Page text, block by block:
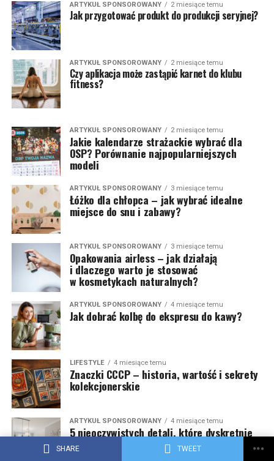
SHARE TWEET
ARTYKUŁ SPONSOROWANY 2 miesiące temu
Jak przygotować produkt do produkcji seryjnej?
ARTYKUŁ SPONSOROWANY 2 miesiące temu
Czy aplikacja może zastąpić karnet do klubu
fitness?
ARTYKUŁ SPONSOROWANY 2 miesiące temu
Jakie kalendarze strażackie wybrać dla
OSP? Porównanie najpopularniejszych
modeli
ARTYKUŁ SPONSOROWANY 3 miesiące temu
Łóżko dla chłopca – jak wybrać idealne
miejsce do snu i zabawy?
ARTYKUŁ SPONSOROWANY 3 miesiące temu
Opakowania airless – jak działają
i dlaczego warto je stosować
w kosmetykach naturalnych?
ARTYKUŁ SPONSOROWANY 4 miesiące temu
Jak dobrać kolbę do ekspresu do kawy?
LIFESTYLE 4 miesiące temu
Znaczki CCCP – historia, wartość i sekrety
kolekcjonerskie
ARTYKUŁ SPONSOROWANY 4 miesiące temu
5 nieoczywistych detali, które dyskretnie
podnoszą wartość mieszkania
przed sprzedażą